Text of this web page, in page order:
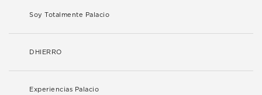
Soy Totalmente Palacio
DHIERRO
Experiencias Palacio